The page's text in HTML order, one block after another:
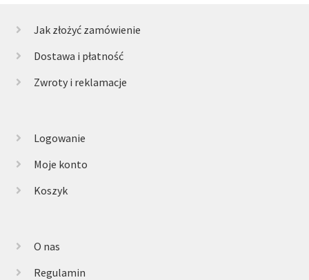
Jak złożyć zamówienie
Dostawa i płatność
Zwroty i reklamacje
Logowanie
Moje konto
Koszyk
O nas
Regulamin